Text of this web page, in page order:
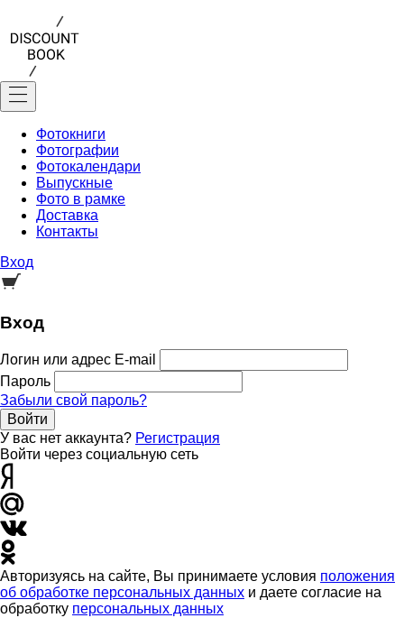
Фотокниги
Фотографии
Фотокалендари
Выпускные
Фото в рамке
Доставка
Контакты
Вход
Вход
Логин или адрес E-mail
Пароль
Забыли свой пароль?
Войти
У вас нет аккаунта? Регистрация
Войти через социальную сеть
Авторизуясь на сайте, Вы принимаете условия положения
об обработке персональных данных и даете согласие на
обработку персональных данных